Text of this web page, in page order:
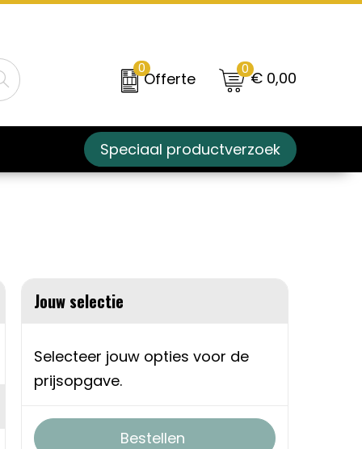
0
Offerte 0€ 0,00
Speciaal productverzoek
Jouw selectie
Selecteer jouw opties voor de
prijsopgave.
Bestellen